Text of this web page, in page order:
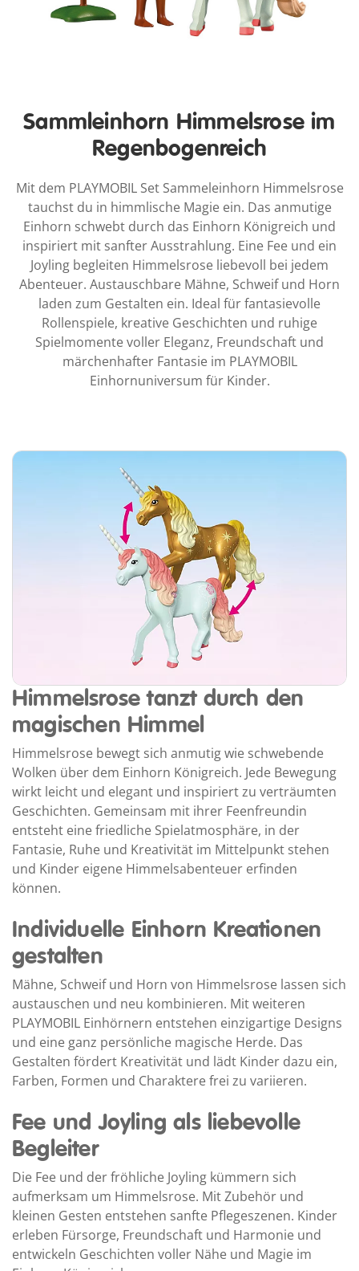
Sammleinhorn Himmelsrose im
Regenbogenreich
Mit dem PLAYMOBIL Set Sammeleinhorn Himmelsrose
tauchst du in himmlische Magie ein. Das anmutige
Einhorn schwebt durch das Einhorn Königreich und
inspiriert mit sanfter Ausstrahlung. Eine Fee und ein
Joyling begleiten Himmelsrose liebevoll bei jedem
Abenteuer. Austauschbare Mähne, Schweif und Horn
laden zum Gestalten ein. Ideal für fantasievolle
Rollenspiele, kreative Geschichten und ruhige
Spielmomente voller Eleganz, Freundschaft und
märchenhafter Fantasie im PLAYMOBIL
Einhornuniversum für Kinder.
Himmelsrose tanzt durch den
magischen Himmel
Himmelsrose bewegt sich anmutig wie schwebende
Wolken über dem Einhorn Königreich. Jede Bewegung
wirkt leicht und elegant und inspiriert zu verträumten
Geschichten. Gemeinsam mit ihrer Feenfreundin
entsteht eine friedliche Spielatmosphäre, in der
Fantasie, Ruhe und Kreativität im Mittelpunkt stehen
und Kinder eigene Himmelsabenteuer erfinden
können.
Individuelle Einhorn Kreationen
gestalten
Mähne, Schweif und Horn von Himmelsrose lassen sich
austauschen und neu kombinieren. Mit weiteren
PLAYMOBIL Einhörnern entstehen einzigartige Designs
und eine ganz persönliche magische Herde. Das
Gestalten fördert Kreativität und lädt Kinder dazu ein,
Farben, Formen und Charaktere frei zu variieren.
Fee und Joyling als liebevolle
Begleiter
Die Fee und der fröhliche Joyling kümmern sich
aufmerksam um Himmelsrose. Mit Zubehör und
kleinen Gesten entstehen sanfte Pflegeszenen. Kinder
erleben Fürsorge, Freundschaft und Harmonie und
entwickeln Geschichten voller Nähe und Magie im